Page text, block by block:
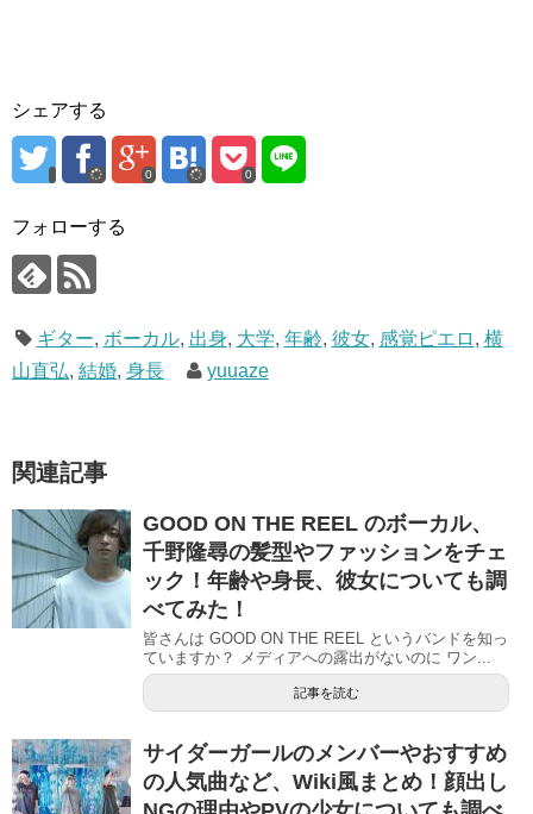
シェアする
0 0
フォローする
ギター, ボーカル, 出身, 大学, 年齢, 彼女, 感覚ピエロ , 横
山直弘, 結婚, 身長 yuuaze
関連記事
GOOD ON THE REEL のボーカル、
千野隆尋の髪型やファッションをチェ
ック！年齢や身長、彼女についても調
べてみた！
皆さんは GOOD ON THE REEL というバンドを知っ
ていますか？ メディアへの露出がないのに ワン...
記事を読む
サイダーガールのメンバーやおすすめ
の人気曲など、Wiki風まとめ！顔出し